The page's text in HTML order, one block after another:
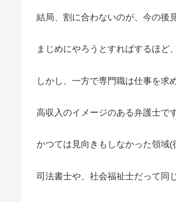
結局、割に合わないのが、今の後
まじめにやろうとすればするほど
しかし、一方で専門職は仕事を求
高収入のイメージのある弁護士で
かつては見向きもしなかった領域
司法書士や、社会福祉士だって同